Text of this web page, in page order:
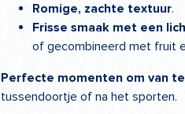
Romige, zachte textuur.
Frisse smaak met een
of gecombineerd met fruit
Perfecte momenten om van
tussendoortje of na het sporten.